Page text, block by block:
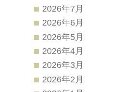
2026年7月
2026年6月
2026年5月
2026年4月
2026年3月
2026年2月